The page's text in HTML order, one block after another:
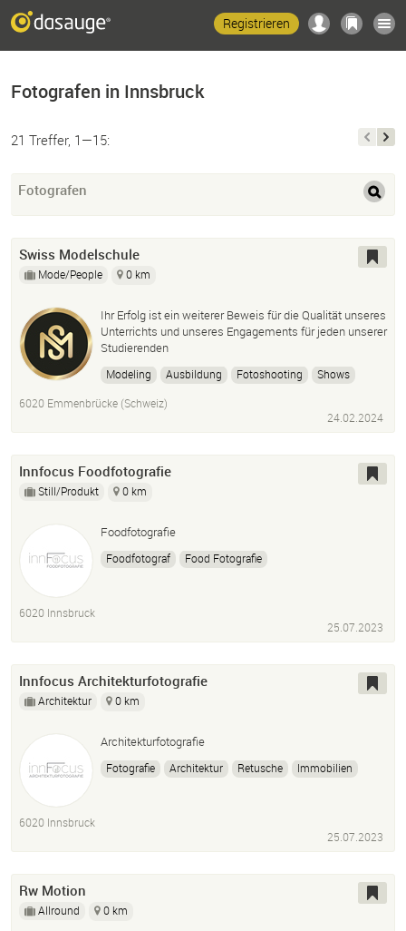
Registrieren
Fotografen in Innsbruck
21 Treffer, 1—15:
Fotografen
Swiss Modelschule
Mode/People 0 km
Ihr Erfolg ist ein weiterer Beweis für die Qualität unseres
Unterrichts und unseres Engagements für jeden unserer
Studierenden
Modeling Ausbildung Fotoshooting
Shows
Casting
Catwalk
6020 Emmenbrücke (Schweiz)
24.02.2024
Innfocus Foodfotografie
Still/Produkt 0 km
Foodfotografie
Foodfotograf
Food Fotografie
6020 Innsbruck
25.07.2023
Innfocus Architekturfotografie
Architektur 0 km
Architekturfotografie
Fotografie Architektur Retusche Immobilien
6020 Innsbruck
25.07.2023
Rw Motion
Allround 0 km